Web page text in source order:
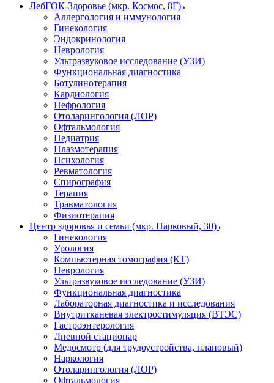
ЛебГОК-Здоровье (мкр. Космос, 8Г)
Аллергология и иммунология
Гинекология
Эндокринология
Неврология
Ультразвуковое исследование (УЗИ)
Функциональная диагностика
Ботулинотерапия
Кардиология
Нефрология
Отоларингология (ЛОР)
Офтальмология
Педиатрия
Плазмотерапия
Психология
Ревматология
Спирография
Терапия
Травматология
Физиотерапия
Центр здоровья и семьи (мкр. Парковый, 30)
Гинекология
Урология
Компьютерная томография (КТ)
Неврология
Ультразвуковое исследование (УЗИ)
Функциональная диагностика
Лабораторная диагностика и исследования
Внутритканевая электростимуляция (ВТЭС)
Гастроэнтерология
Дневной стационар
Медосмотр (для трудоустройства, плановый)
Наркология
Отоларингология (ЛОР)
Офтальмология